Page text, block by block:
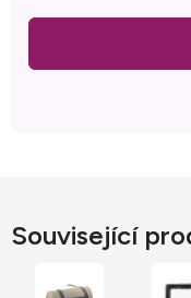
Související